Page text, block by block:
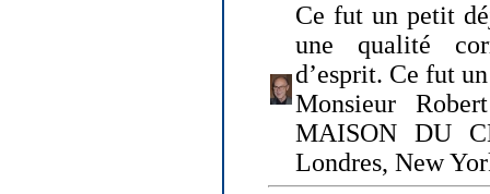
Ce fut un petit
une qualité
d’esprit. Ce fut
Monsieur
MAISON DU
Londres, New